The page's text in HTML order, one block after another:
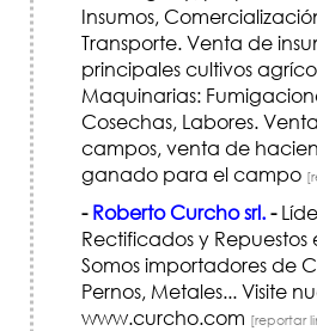
Insumos,
Transporte. Venta de
principales cultivos
Maquinarias:
Cosechas, Labores.
campos, venta de
ganado para el campo
- Roberto Curcho srl.-
Rectificados y Repuestos
Somos importadores de
Pernos, Metales... Visite
www.curcho.com [reportar